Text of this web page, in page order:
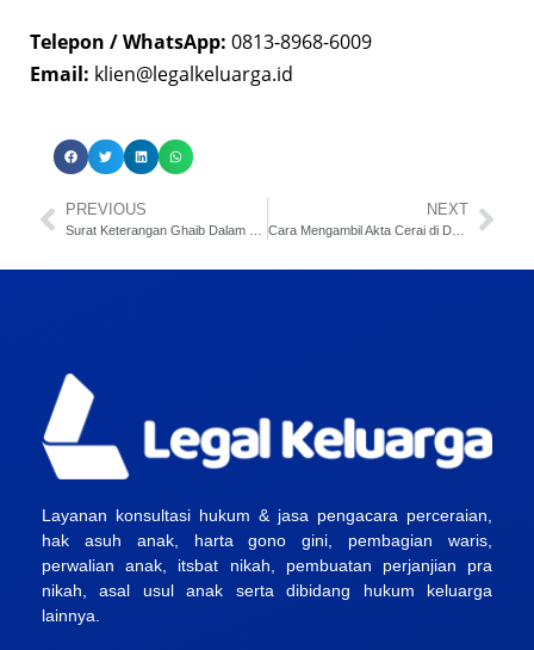
Telepon / WhatsApp: 0813-8968-6009
Email: klien@legalkeluarga.id
PREVIOUS NEXT
Cara Mengambil Akta Cerai di Dukcapil Bagi Non Muslim
Layanan konsultasi hukum & jasa pengacara perceraian,
hak asuh anak, harta gono gini, pembagian waris,
perwalian anak, itsbat nikah, pembuatan perjanjian pra
nikah, asal usul anak serta dibidang hukum keluarga
lainnya.